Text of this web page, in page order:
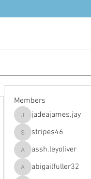
Members
jadeajames.jay
jadeajames.jay
stripes46
stripes46
assh.leyoliver
assh.leyoliver
abigailfuller32
abigailfuller32